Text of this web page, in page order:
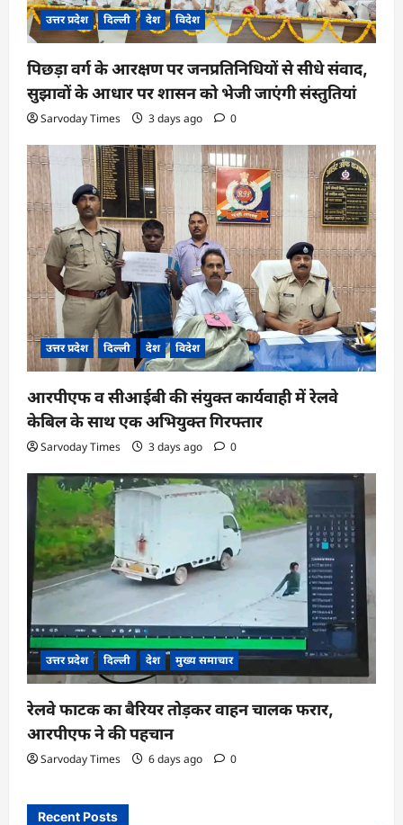
उत्तर प्रदेश दिल्ली देश विदेश
पिछड़ा वर्ग के आरक्षण पर जनप्रतिनिधियों से सीधे संवाद,
सुझावों के आधार पर शासन को भेजी जाएंगी संस्तुतियां
Sarvoday Times 3 days ago 0
उत्तर प्रदेश दिल्ली देश विदेश
आरपीएफ व सीआईबी की संयुक्त कार्यवाही में रेलवे
केबिल के साथ एक अभियुक्त गिरफ्तार
Sarvoday Times 3 days ago 0
उत्तर प्रदेश दिल्ली देश मुख्य समाचार
रेलवे फाटक का बैरियर तोड़कर वाहन चालक फरार,
आरपीएफ ने की पहचान
Sarvoday Times 6 days ago 0
Recent Posts